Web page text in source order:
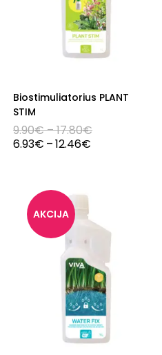
Biostimuliatorius PLANT
STIM
9.90€–17.80€
6.93€ –12.46€